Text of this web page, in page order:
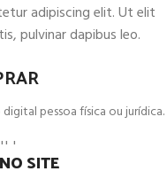
adipiscing elit. Ut elit
pulvinar dapibus leo.
pessoa física ou jurídica.
SITE